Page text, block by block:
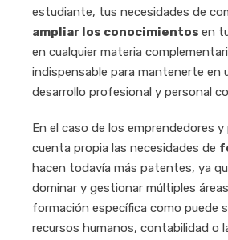
estudiante, tus necesidades de
ampliar los conocimientos en
en cualquier materia
indispensable para mantenerte en
desarrollo profesional y personal
En el caso de los emprendedores
cuenta propia las necesidades de
hacen todavía más patentes, ya
dominar y gestionar múltiples
formación específica como puede
recursos humanos, contabilidad o